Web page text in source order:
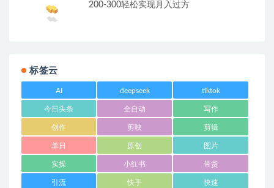
200-300轻松实现月入过方
标签云
AI deepseek tiktok
今日头条 全自动 写作
创作 剪映 剪辑
单日 原创 图片
实操 小红书 带货
引流 快手 快速